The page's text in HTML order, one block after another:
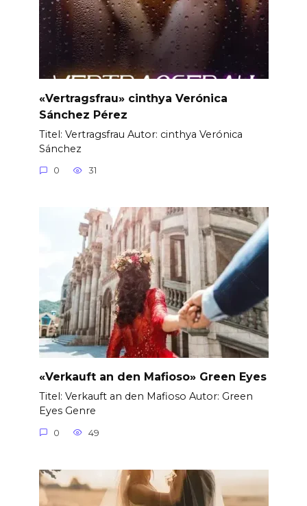
«Vertragsfrau» cinthya Verónica
Sánchez Pérez
Titel: Vertragsfrau Autor: cinthya Verónica
Sánchez
0 31
«Verkauft an den Mafioso» Green Eyes
Titel: Verkauft an den Mafioso Autor: Green
Eyes Genre
0 49